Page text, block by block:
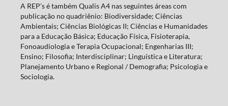
A REP's é também Qualis A4 nas seguintes áreas com
publicação no quadriênio: Biodiversidade; Ciências
Ambientais; Ciências Biológicas II; Ciências e Humanidades
para a Educação Básica; Educação Física, Fisioterapia,
Fonoaudiologia e Terapia Ocupacional; Engenharias III;
Ensino; Filosofia; Interdisciplinar; Linguística e Literatura;
Planejamento Urbano e Regional / Demografia; Psicologia e
Sociologia.